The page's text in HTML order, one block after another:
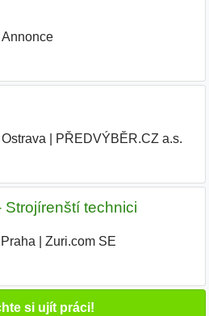
Annonce
Ostrava PŘEDVÝBĚR.CZ a.s.
technici
Praha Zuri.com SE
si ujít práci!